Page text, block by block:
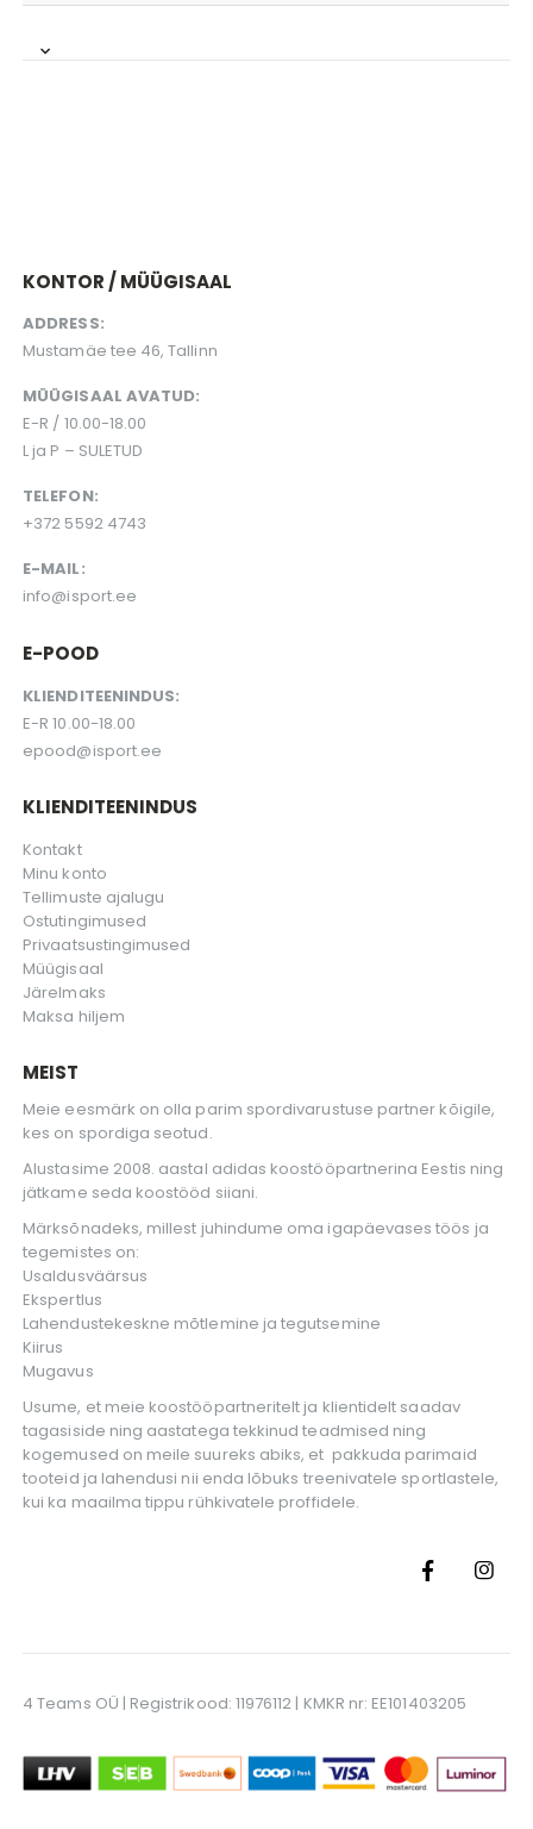
KONTOR / MÜÜGISAAL
ADDRESS:
Mustamäe tee 46, Tallinn
MÜÜGISAAL AVATUD:
E-R / 10.00-18.00
L ja P – SULETUD
TELEFON:
+372 5592 4743
E-MAIL:
info@isport.ee
E-POOD
KLIENDITEENINDUS:
E-R 10.00-18.00
epood@isport.ee
KLIENDITEENINDUS
Kontakt
Minu konto
Tellimuste ajalugu
Ostutingimused
Privaatsustingimused
Müügisaal
Järelmaks
Maksa hiljem
MEIST
Meie eesmärk on olla parim spordivarustuse partner kõigile,
kes on spordiga seotud.
Alustasime 2008. aastal adidas koostööpartnerina Eestis ning
jätkame seda koostööd siiani.
Märksõnadeks, millest juhindume oma igapäevases töös ja
tegemistes on:
Usaldusväärsus
Ekspertlus
Lahendustekeskne mõtlemine ja tegutsemine
Kiirus
Mugavus
Usume, et meie koostööpartneritelt ja klientidelt saadav
tagasiside ning aastatega tekkinud teadmised ning
kogemused on meile suureks abiks, et pakkuda parimaid
tooteid ja lahendusi nii enda lõbuks treenivatele sportlastele,
kui ka maailma tippu rühkivatele proffidele.
4 Teams OÜ | Registrikood: 11976112 | KMKR nr: EE101403205